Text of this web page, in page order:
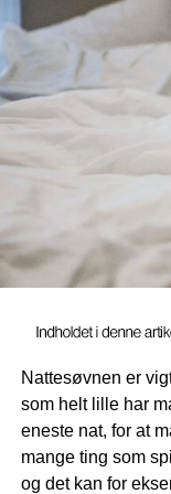
figurer. Mens
enten røver eller
Westernlege kan
den rette
forestillingsevne
deler samme
Til piger finder du
kan du finde
pige
I bedste Western
og det gode. Der
mellem en
Nattesøvnen er
som helt lille har
eneste nat, for at
mange ting som
og det kan for